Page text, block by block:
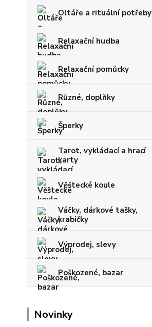
Oltáře a rituální potřeby
Relaxační hudba
Relaxační pomůcky
Různé, doplňky
Šperky
Tarot, vykládací a hrací
karty
Věštecké koule
Váčky, dárkové tašky,
krabičky
Výprodej, slevy
Poškozené, bazar
Novinky